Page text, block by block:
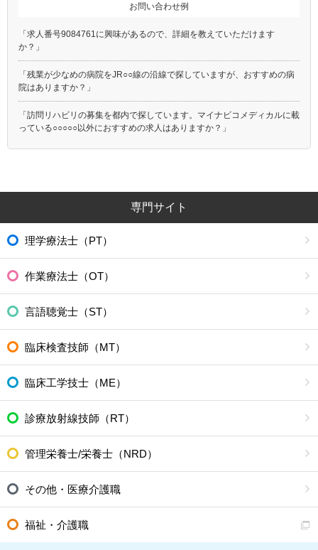
お問い合わせ例
「求人番号9084761に興味があるので、詳細を教えていただけます
か？」
「残業が少なめの病院をJR○○線の沿線で探していますが、おすすめの病
院はありますか？」
「訪問リハビリの募集を都内で探しています。マイナビコメディカルに載
っている○○○○○以外におすすめの求人はありますか？」
専門サイト
理学療法士（PT）
作業療法士（OT）
言語聴覚士（ST）
臨床検査技師（MT）
臨床工学技士（ME）
診療放射線技師（RT）
管理栄養士/栄養士（NRD）
その他・医療介護職
福祉・介護職